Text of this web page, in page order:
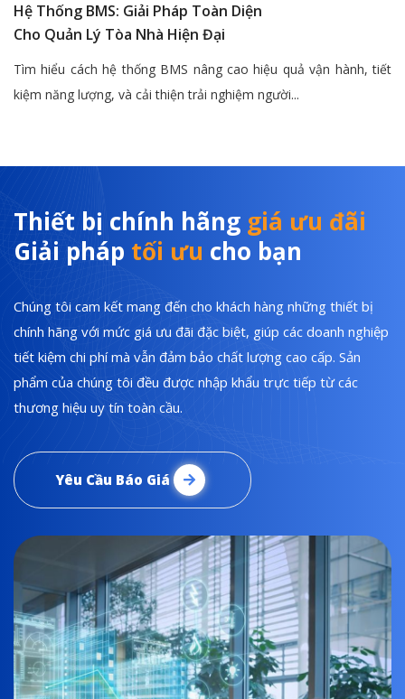
Hệ Thống BMS: Giải Pháp Toàn Diện
Cho Quản Lý Tòa Nhà Hiện Đại
Tìm hiểu cách hệ thống BMS nâng cao hiệu quả vận hành, tiết
kiệm năng lượng, và cải thiện trải nghiệm người...
Thiết bị chính hãng giá ưu đãi
Giải pháp tối ưu cho bạn
Chúng tôi cam kết mang đến cho khách hàng những thiết bị
chính hãng với mức giá ưu đãi đặc biệt, giúp các doanh nghiệp
tiết kiệm chi phí mà vẫn đảm bảo chất lượng cao cấp. Sản
phẩm của chúng tôi đều được nhập khẩu trực tiếp từ các
thương hiệu uy tín toàn cầu.
Yêu Cầu Báo Giá